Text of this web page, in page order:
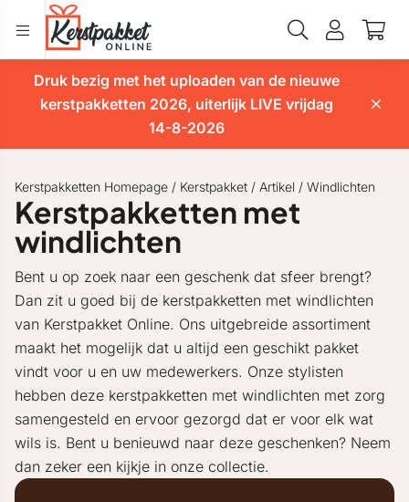
Druk bezig met het uploaden van de nieuwe
kerstpakketten 2026, uiterlijk LIVE vrijdag
14-8-2026
Kerstpakketten Homepage / Kerstpakket / Artikel / Windlichten
Kerstpakketten met
windlichten
Bent u op zoek naar een geschenk dat sfeer brengt?
Dan zit u goed bij de kerstpakketten met windlichten
van Kerstpakket Online. Ons uitgebreide assortiment
maakt het mogelijk dat u altijd een geschikt pakket
vindt voor u en uw medewerkers. Onze stylisten
hebben deze kerstpakketten met windlichten met zorg
samengesteld en ervoor gezorgd dat er voor elk wat
wils is. Bent u benieuwd naar deze geschenken? Neem
dan zeker een kijkje in onze collectie.